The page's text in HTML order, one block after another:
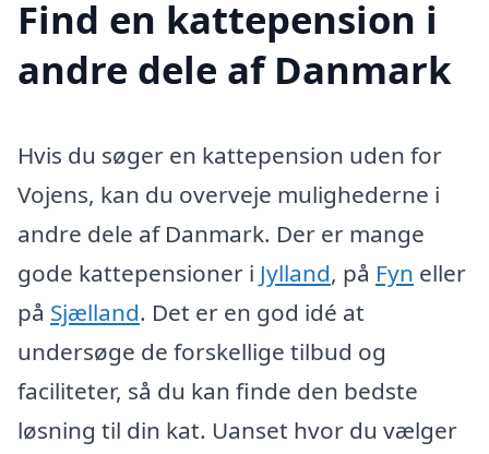
Find en kattepension i
andre dele af Danmark
Hvis du søger en kattepension uden for
Vojens, kan du overveje mulighederne i
andre dele af Danmark. Der er mange
gode kattepensioner i Jylland, på Fyn eller
på Sjælland. Det er en god idé at
undersøge de forskellige tilbud og
faciliteter, så du kan finde den bedste
løsning til din kat. Uanset hvor du vælger